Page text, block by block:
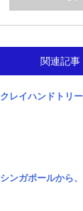
関連記事
クレイハンドトリ
シンガポールから